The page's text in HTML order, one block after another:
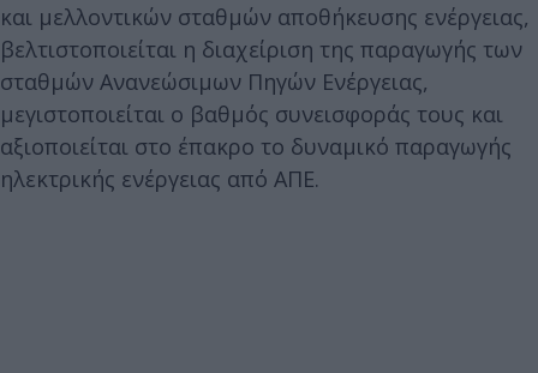
και μελλοντικών σταθμών αποθήκευσης ενέργειας,
βελτιστοποιείται η διαχείριση της παραγωγής των
σταθμών Ανανεώσιμων Πηγών Ενέργειας,
μεγιστοποιείται ο βαθμός συνεισφοράς τους και
αξιοποιείται στο έπακρο το δυναμικό παραγωγής
ηλεκτρικής ενέργειας από ΑΠΕ.